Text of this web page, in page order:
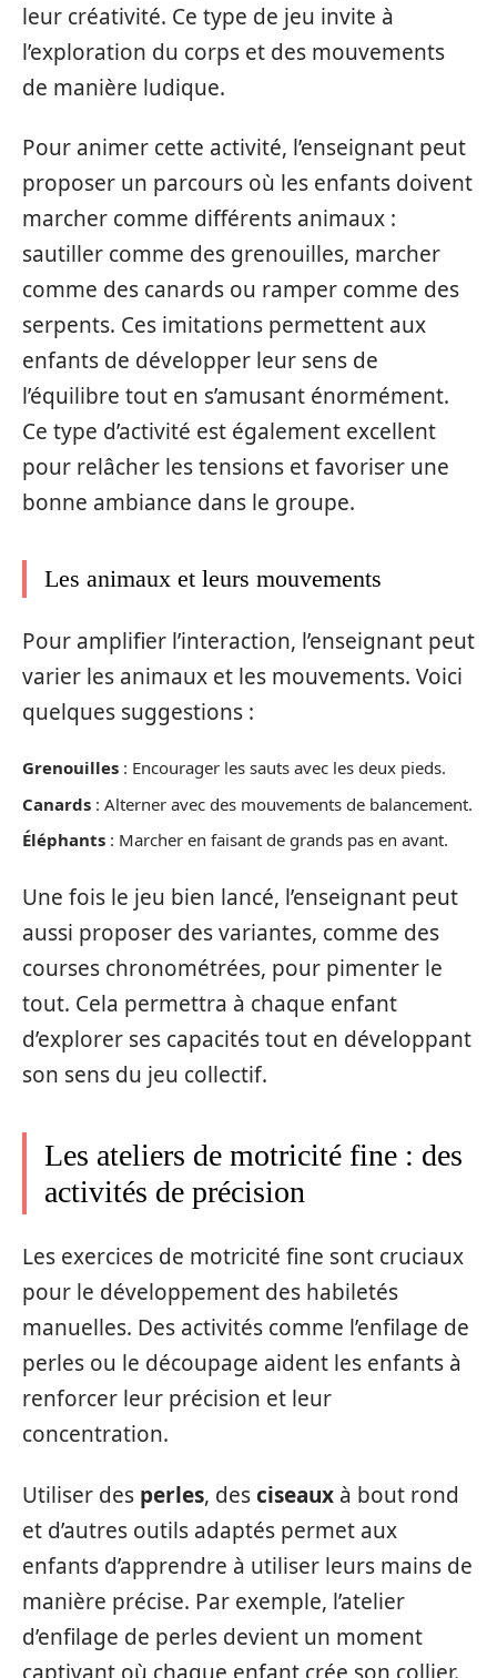
leur créativité. Ce type de jeu invite à
l’exploration du corps et des mouvements
de manière ludique.
Pour animer cette activité, l’enseignant peut
proposer un parcours où les enfants doivent
marcher comme différents animaux :
sautiller comme des grenouilles, marcher
comme des canards ou ramper comme des
serpents. Ces imitations permettent aux
enfants de développer leur sens de
l’équilibre tout en s’amusant énormément.
Ce type d’activité est également excellent
pour relâcher les tensions et favoriser une
bonne ambiance dans le groupe.
Les animaux et leurs mouvements
Pour amplifier l’interaction, l’enseignant peut
varier les animaux et les mouvements. Voici
quelques suggestions :
Grenouilles : Encourager les sauts avec les deux pieds.
Canards : Alterner avec des mouvements de balancement.
Éléphants : Marcher en faisant de grands pas en avant.
Une fois le jeu bien lancé, l’enseignant peut
aussi proposer des variantes, comme des
courses chronométrées, pour pimenter le
tout. Cela permettra à chaque enfant
d’explorer ses capacités tout en développant
son sens du jeu collectif.
Les ateliers de motricité fine : des
activités de précision
Les exercices de motricité fine sont cruciaux
pour le développement des habiletés
manuelles. Des activités comme l’enfilage de
perles ou le découpage aident les enfants à
renforcer leur précision et leur
concentration.
Utiliser des perles, desciseaux à bout rond
et d’autres outils adaptés permet aux
enfants d’apprendre à utiliser leurs mains de
manière précise. Par exemple, l’atelier
d’enfilage de perles devient un moment